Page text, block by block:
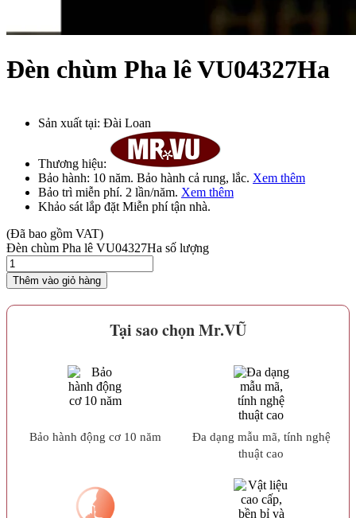
Đèn chùm Pha lê VU04327Ha
Sản xuất tại: Đài Loan
Thương hiệu:
Bảo hành: 10 năm. Bảo hành cả rung, lắc. Xem thêm
Bảo trì miễn phí. 2 lần/năm. Xem thêm
Khảo sát lắp đặt Miễn phítận nhà.
(Đã bao gồm VAT)
Đèn chùm Pha lê VU04327Ha số lượng
Thêm vào giỏ hàng
Tại sao chọn Mr.VŨ
Bảo hành động cơ 10 năm
Đa dạng mẫu mã, tính nghệ
thuật cao